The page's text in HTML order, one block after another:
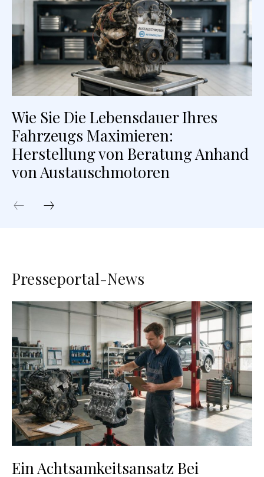
Wie Sie Die Lebensdauer Ihres
Fahrzeugs Maximieren:
Herstellung von Beratung Anhand
von Austauschmotoren
Presseportal-News
Ein Achtsamkeitsansatz Bei